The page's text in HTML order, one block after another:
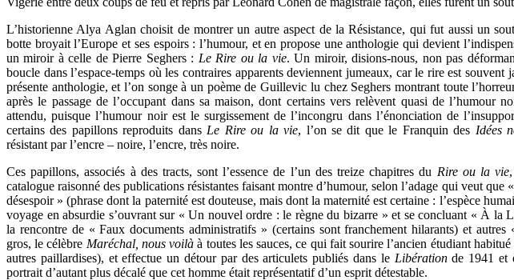
L’historienne Alya Aglan choisit de montrer un autre aspect de la Résistance, qui fut aussi un
botte broyait l’Europe et ses espoirs : l’humour, et en propose une anthologie qui devient
un miroir à celle de Pierre Seghers : Le Rire ou la vie. Un miroir, disions-nous, non pas
boucle dans l’espace-temps où les contraires apparents deviennent jumeaux, car le rire est souvent
présente anthologie, et l’on songe à un poème de Guillevic lu chez Seghers montrant toute
après le passage de l’occupant dans sa maison, dont certains vers relèvent quasi de l’humour
attendu, puisque l’humour noir est le surgissement de l’incongru dans l’énonciation de
certains des papillons reproduits dans Le Rire ou la vie, l’on se dit que le Franquin des Idées
résistant par l’encre – noire, l’encre, très noire.
Ces papillons, associés à des tracts, sont l’essence de l’un des treize chapitres du Rire ou la vie
catalogue raisonné des publications résistantes faisant montre d’humour, selon l’adage qui veut que
désespoir » (phrase dont la paternité est douteuse, mais dont la maternité est certaine : l’espèce
voyage en absurdie s’ouvrant sur « Un nouvel ordre : le règne du bizarre » et se concluant « À la
la rencontre de « Faux documents administratifs » (certains sont franchement hilarants) et autres
gros, le célèbre Maréchal, nous voilà à toutes les sauces, ce qui fait sourire l’ancien étudiant
autres paillardises), et effectue un détour par des articulets publiés dans le Libérationde 1941 et
portrait d’autant plus décalé que cet homme était représentatif d’un esprit détestable.